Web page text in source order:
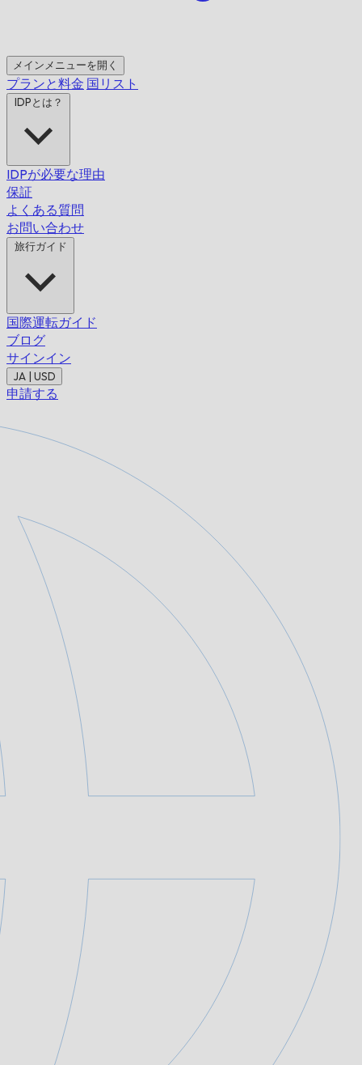
メインメニューを開く
プランと料金 国リスト
IDPとは？
IDPが必要な理由
保証
よくある質問
お問い合わせ
旅行ガイド
国際運転ガイド
ブログ
サインイン
JA | USD
申請する